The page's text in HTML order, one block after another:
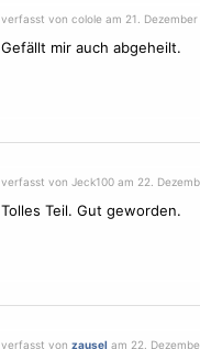
verfasst von colole am 21. Dezember
Gefällt mir auch abgeheilt.
verfasst von Jeck100 am 22.
Tolles Teil. Gut geworden.
verfasst von zausel am 22.